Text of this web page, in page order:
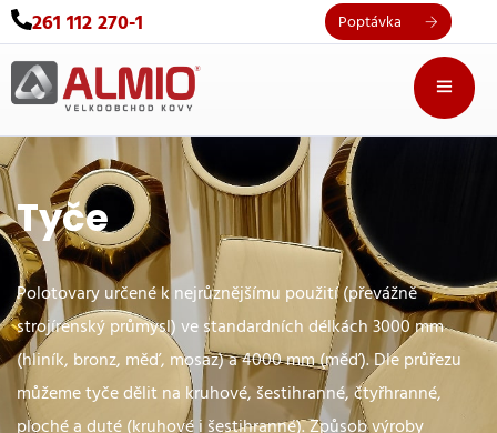
261 112 270-1 Poptávka
Tyče
Polotovary určené k nejrůznějšímu použití (převážně
strojírenský průmysl) ve standardních délkách 3000 mm
(hliník, bronz, měď, mosaz) a 4000 mm (měď). Dle průřezu
můžeme tyče dělit na kruhové, šestihranné, čtyřhranné,